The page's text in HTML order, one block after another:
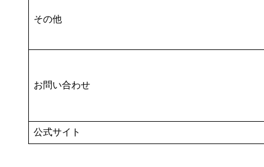
その他
お問い合わせ
公式サイト